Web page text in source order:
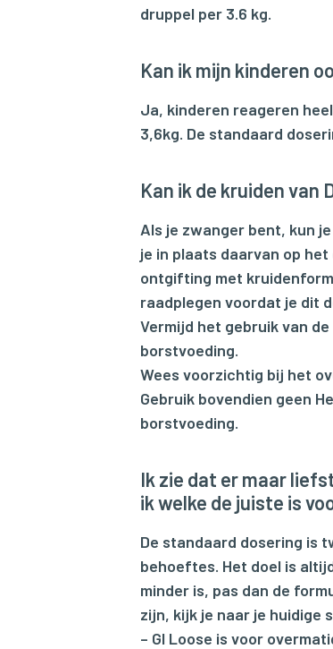
druppel per 3.6 kg.
Kan ik mijn kinderen
Ja, kinderen reageren
3,6kg. De standaard
Kan ik de kruiden van
Als je zwanger bent, kun
je in plaats daarvan op
ontgifting met
raadplegen voordat je dit
Vermijd het gebruik van
borstvoeding.
Wees voorzichtig bij het
Gebruik bovendien geen
borstvoeding.
Ik zie dat er maar
ik welke de juiste is
De standaard dosering is
behoeftes. Het doel is
minder is, pas dan de
zijn, kijk je naar je huidige
– GI Loose is voor